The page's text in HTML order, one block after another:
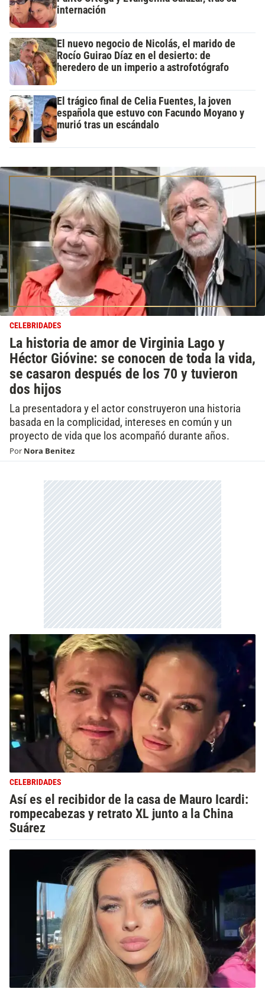
internación
El nuevo negocio de Nicolás, el marido de
Rocío Guirao Díaz en el desierto: de
heredero de un imperio a astrofotógrafo
El trágico final de Celia Fuentes, la joven
española que estuvo con Facundo Moyano y
murió tras un escándalo
CELEBRIDADES
La historia de amor de Virginia Lago y
Héctor Gióvine: se conocen de toda la vida,
se casaron después de los 70 y tuvieron
dos hijos
La presentadora y el actor construyeron una historia
basada en la complicidad, intereses en común y un
proyecto de vida que los acompañó durante años.
Por Nora Benitez
CELEBRIDADES
Así es el recibidor de la casa de Mauro Icardi:
rompecabezas y retrato XL junto a la China
Suárez